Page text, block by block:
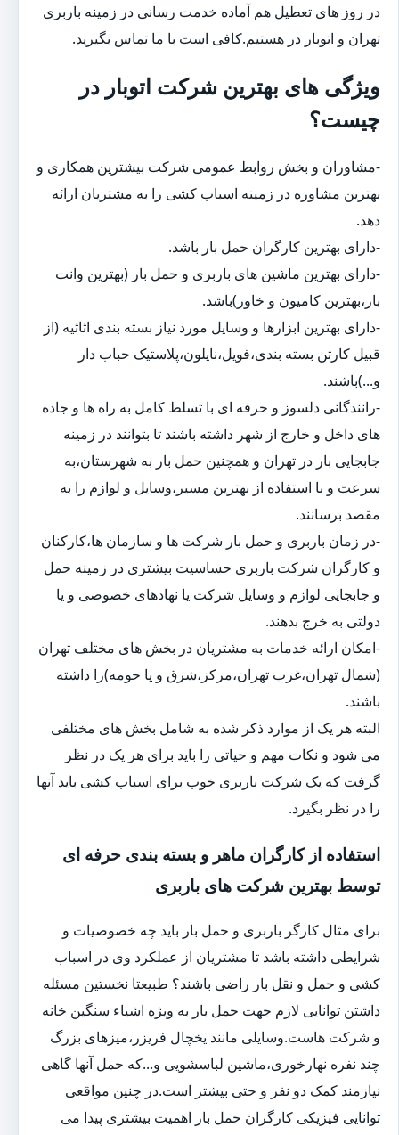
در روز های تعطیل هم آماده خدمت رسانی در زمینه باربری
تهران و اتوبار در هستیم.کافی است با ما تماس بگیرید.
ویژگی های بهترین شرکت اتوبار در
چیست؟
-مشاوران و بخش روابط عمومی شرکت بیشترین همکاری و
بهترین مشاوره در زمینه اسباب کشی را به مشتریان ارائه
دهد.
-دارای بهترین کارگران حمل بار باشد.
-دارای بهترین ماشین های باربری و حمل بار (بهترین وانت
بار،بهترین کامیون و خاور)باشد.
-دارای بهترین ابزارها و وسایل مورد نیاز بسته بندی اثاثیه (از
قبیل کارتن بسته بندی،فویل،نایلون،پلاستیک حباب دار
و...)باشند.
-رانندگانی دلسوز و حرفه ای با تسلط کامل به راه ها و جاده
های داخل و خارج از شهر داشته باشند تا بتوانند در زمینه
جابجایی بار در تهران و همچنین حمل بار به شهرستان،به
سرعت و با استفاده از بهترین مسیر،وسایل و لوازم را به
مقصد برسانند.
-در زمان باربری و حمل بار شرکت ها و سازمان ها،کارکنان
و کارگران شرکت باربری حساسیت بیشتری در زمینه حمل
و جابجایی لوازم و وسایل شرکت یا نهادهای خصوصی و یا
دولتی به خرج بدهند.
-امکان ارائه خدمات به مشتریان در بخش های مختلف تهران
(شمال تهران،غرب تهران،مرکز،شرق و یا حومه)را داشته
باشند.
البته هر یک از موارد ذکر شده به شامل بخش های مختلفی
می شود و نکات مهم و حیاتی را باید برای هر یک در نظر
گرفت که یک شرکت باربری خوب برای اسباب کشی باید آنها
را در نظر بگیرد.
استفاده از کارگران ماهر و بسته بندی حرفه ای
توسط بهترین شرکت های باربری
برای مثال کارگر باربری و حمل بار باید چه خصوصیات و
شرایطی داشته باشد تا مشتریان از عملکرد وی در اسباب
کشی و حمل و نقل بار راضی باشند؟ طبیعتا نخستین مسئله
داشتن توانایی لازم جهت حمل بار به ویژه اشیاء سنگین خانه
و شرکت هاست.وسایلی مانند یخچال فریزر،میزهای بزرگ
چند نفره نهارخوری،ماشین لباسشویی و...که حمل آنها گاهی
نیازمند کمک دو نفر و حتی بیشتر است.در چنین مواقعی
توانایی فیزیکی کارگران حمل بار اهمیت بیشتری پیدا می